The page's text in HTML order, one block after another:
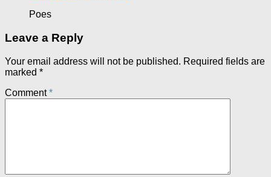
Poes
Leave a Reply
Your email address will not be published. Required fields are
marked *
Comment*